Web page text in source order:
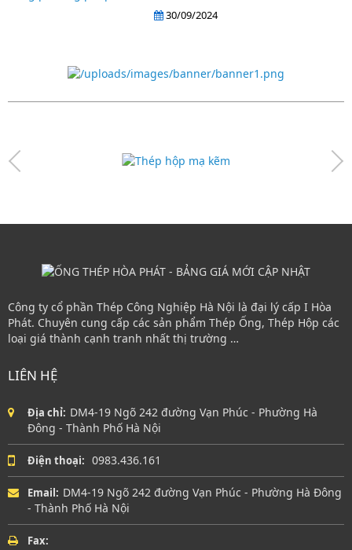
30/09/2024
Công ty cổ phần Thép Công Nghiệp Hà Nội là đại lý cấp I Hòa
Phát. Chuyên cung cấp các sản phẩm Thép Ống, Thép Hộp các
loại giá thành cạnh tranh nhất thị trường …
LIÊN HỆ
Địa chỉ: DM4-19 Ngõ 242 đường Vạn Phúc - Phường Hà
Đông - Thành Phố Hà Nội
Điện thoại: 0983.436.161
Email: DM4-19 Ngõ 242 đường Vạn Phúc - Phường Hà Đông
- Thành Phố Hà Nội
Fax: